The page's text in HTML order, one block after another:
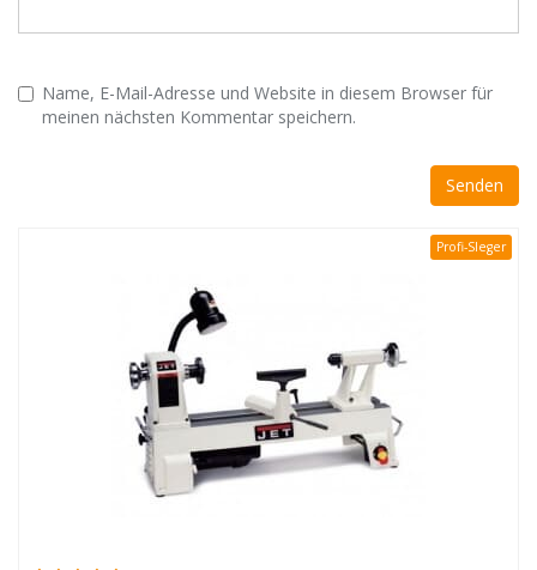
Name, E-Mail-Adresse und Website in diesem Browser für
meinen nächsten Kommentar speichern.
Profi-SIeger